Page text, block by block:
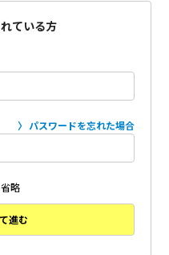
ている方
パスワードを忘れた場合
略
進む